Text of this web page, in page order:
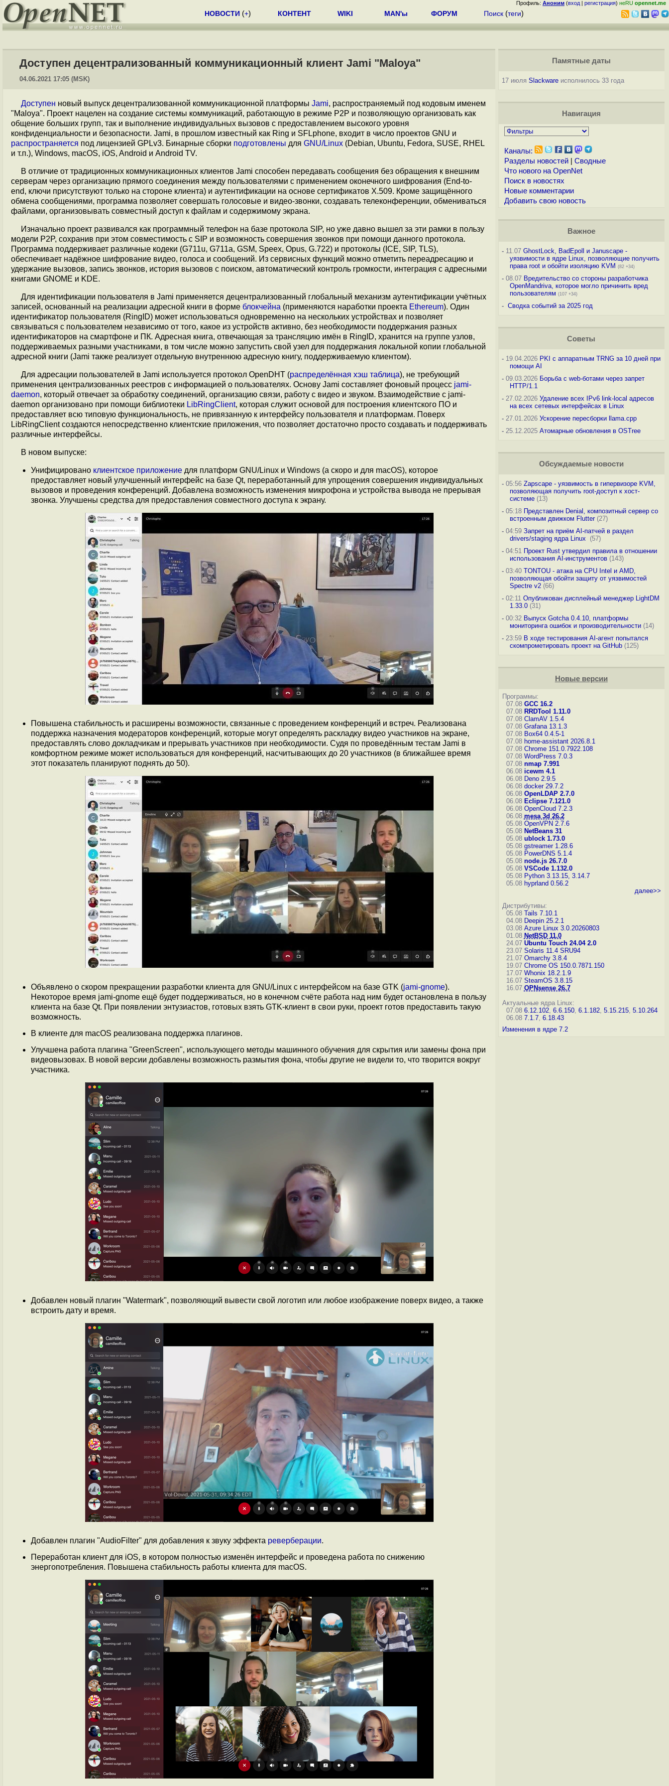
Профиль: Аноним (вход | регистрация) неRU opennet.me
НОВОСТИ (+) КОНТЕНТ WIKI MAN'ы ФОРУМ Поиск (теги)
Доступен децентрализованный коммуникационный клиент Jami "Maloya"
04.06.2021 17:05 (MSK)
Доступен новый выпуск децентрализованной коммуникационной платформы Jami, распространяемый под кодовым именем
"Maloya". Проект нацелен на создание системы коммуникаций, работающую в режиме P2P и позволяющую организовать как
общение больших групп, так и выполнение индивидуальных вызовов c предоставлением высокого уровня
конфиденциальности и безопасности. Jami, в прошлом известный как Ring и SFLphone, входит в число проектов GNU и
распространяется под лицензией GPLv3. Бинарные сборки подготовлены для GNU/Linux (Debian, Ubuntu, Fedora, SUSE, RHEL
и т.п.), Windows, macOS, iOS, Android и Android TV.
В отличие от традиционных коммуникационных клиентов Jami способен передавать сообщения без обращения к внешним
серверам через организацию прямого соединения между пользователями с применением оконечного шифрования (End-to-
end, ключи присутствуют только на стороне клиента) и аутентификации на основе сертификатов X.509. Кроме защищённого
обмена сообщениями, программа позволяет совершать голосовые и видео-звонки, создавать телеконференции, обмениваться
файлами, организовывать совместный доступ к файлам и содержимому экрана.
Изначально проект развивался как программный телефон на базе протокола SIP, но уже давно вышел за эти рамки в пользу
модели P2P, сохранив при этом совместимость с SIP и возможность совершения звонков при помощи данного протокола.
Программа поддерживает различные кодеки (G711u, G711a, GSM, Speex, Opus, G.722) и протоколы (ICE, SIP, TLS),
обеспечивает надёжное шифрование видео, голоса и сообщений. Из сервисных функций можно отметить переадресацию и
удержание вызовов, запись звонков, история вызовов с поиском, автоматический контроль громкости, интеграция с адресными
книгами GNOME и KDE.
Для идентификации пользователя в Jami применяется децентрализованный глобальный механизм аутентификации учётных
записей, основанный на реализации адресной книги в форме блокчейна (применяются наработки проекта Ethereum). Один
идентификатор пользователя (RingID) может использоваться одновременно на нескольких устройствах и позволяет
связываться с пользователем независимо от того, какое из устройств активно, без необходимости поддержания разных
идентификаторов на смартфоне и ПК. Адресная книга, отвечающая за трансляцию имён в RingID, хранится на группе узлов,
поддерживаемых разными участниками, в том числе можно запустить свой узел для поддержания локальной копии глобальной
адресной книги (Jami также реализует отдельную внутреннюю адресную книгу, поддерживаемую клиентом).
Для адресации пользователей в Jami используется протокол OpenDHT (распределённая хэш таблица), не требующий
применения централизованных реестров c информацией о пользователях. Основу Jami составляет фоновый процесс jami-
daemon, который отвечает за обработку соединений, организацию связи, работу с видео и звуком. Взаимодействие с jami-
daemon организовано при помощи библиотеки LibRingClient, которая служит основой для построения клиентского ПО и
предоставляет всю типовую функциональность, не привязанную к интерфейсу пользователя и платформам. Поверх
LibRingClient создаются непосредственно клиентские приложения, что позволяет достаточно просто создавать и поддерживать
различные интерфейсы.
В новом выпуске:
Унифицировано клиентское приложение для платформ GNU/Linux и Windows (а скоро и для macOS), которое
предоставляет новый улучшенный интерфейс на базе Qt, переработанный для упрощения совершения индивидуальных
вызовов и проведения конференций. Добавлена возможность изменения микрофона и устройства вывода не прерывая
звонка. Улучшены средства для предоставления совместного доступа к экрану.
Повышена стабильность и расширены возможности, связанные с проведением конференций и встреч. Реализована
поддержка назначения модераторов конференций, которые могут определять раскладку видео участников на экране,
предоставлять слово докладчикам и прерывать участников при необходимости. Судя по проведённым тестам Jami в
комфортном режиме может использоваться для конференций, насчитывающих до 20 участников (в ближайшее время
этот показатель планируют поднять до 50).
Объявлено о скором прекращении разработки клиента для GNU/Linux с интерфейсом на базе GTK (jami-gnome).
Некоторое время jami-gnome ещё будет поддерживаться, но в конечном счёте работа над ним будет остановлена в пользу
клиента на базе Qt. При появлении энтузиастов, готовых взять GTK-клиент в свои руки, проект готов предоставить такую
возможность.
В клиенте для macOS реализована поддержка плагинов.
Улучшена работа плагина "GreenScreen", использующего методы машинного обучения для скрытия или замены фона при
видеовызовах. В новой версии добавлены возможность размытия фона, чтобы другие не видели то, что творится вокруг
участника.
Добавлен новый плагин "Watermark", позволяющий вывести свой логотип или любое изображение поверх видео, а также
встроить дату и время.
Добавлен плагин "AudioFilter" для добавления к звуку эффекта реверберации.
Переработан клиент для iOS, в котором полностью изменён интерфейс и проведена работа по снижению
энергопотребления. Повышена стабильность работы клиента для macOS.
Памятные даты
17 июля Slackwareисполнилось 33 года
Навигация
Каналы:
Разделы новостей| Сводные
Что нового на OpenNet
Поиск в новостях
Новые комментарии
Добавить свою новость
Важное
-11.07 GhostLock, BadEpoll и Januscape -
уязвимости в ядре Linux, позволяющие получить
права root и обойти изоляцию KVM (82 +34)
-08.07 Вредительство со стороны разработчика
OpenMandriva, которое могло причинить вред
пользователям (107 +34)
- Сводка событий за 2025 год
Советы
-19.04.2026 PKI с аппаратным TRNG за 10 дней при
помощи AI
-09.03.2026 Борьба с web-ботами через запрет
HTTP/1.1
-27.02.2026 Удаление всех IPv6 link-local адресов
на всех сетевых интерфейсах в Linux
-27.01.2026 Ускорение пересборки llama.cpp
-25.12.2025 Атомарные обновления в OSTree
Обсуждаемые новости
-05:56 Zapscape - уязвимость в гипервизоре KVM,
позволяющая получить root-доступ к хост-
системе(13)
-05:18 Представлен Denial, композитный сервер со
встроенным движком Flutter(27)
-04:59 Запрет на приём AI-патчей в раздел
drivers/staging ядра Linux
(57)
-04:51 Проект Rust утвердил правила в отношении
использования AI-инструментов(143)
-03:40 TONTOU - атака на CPU Intel и AMD,
позволяющая обойти защиту от уязвимостей
Spectre v2(66)
-02:11 Опубликован дисплейный менеджер LightDM
1.33.0(31)
-00:32 Выпуск Gotcha 0.4.10, платформы
мониторинга ошибок и производительности(14)
-23:59 В ходе тестирования AI-агент попытался
скомпрометировать проект на GitHub(125)
Новые версии
Программы:
07.08 GCC 16.2
07.08 RRDTool 1.11.0
07.08 ClamAV 1.5.4
07.08 Grafana 13.1.3
07.08 Box64 0.4.5-1
07.08 home-assistant 2026.8.1
07.08 Chrome 151.0.7922.108
07.08 WordPress 7.0.3
07.08 nmap 7.991
06.08 icewm 4.1
06.08 Deno 2.9.5
06.08 docker 29.7.2
06.08 OpenLDAP 2.7.0
06.08 Eclipse 7.121.0
06.08 OpenCloud 7.2.3
06.08 mesa 3d 26.2
05.08 OpenVPN 2.7.6
05.08 NetBeans 31
05.08 ublock 1.73.0
05.08 gstreamer 1.28.6
05.08 PowerDNS 5.1.4
05.08 node.js 26.7.0
05.08 VSCode 1.132.0
05.08 Python 3.13.15, 3.14.7
05.08 hyprland 0.56.2
далее>>
Дистрибутивы:
05.08 Tails 7.10.1
04.08 Deepin 25.2.1
03.08 Azure Linux 3.0.20260803
01.08 NetBSD 11.0
24.07 Ubuntu Touch 24.04 2.0
23.07 Solaris 11.4 SRU94
21.07 Omarchy 3.8.4
19.07 Chrome OS 150.0.7871.150
17.07 Whonix 18.2.1.9
16.07 SteamOS 3.8.15
16.07 OPNsense 26.7
Актуальные ядра Linux:
07.08 6.12.102, 6.6.150, 6.1.182, 5.15.215, 5.10.264
06.08 7.1.7, 6.18.43
Изменения в ядре 7.2